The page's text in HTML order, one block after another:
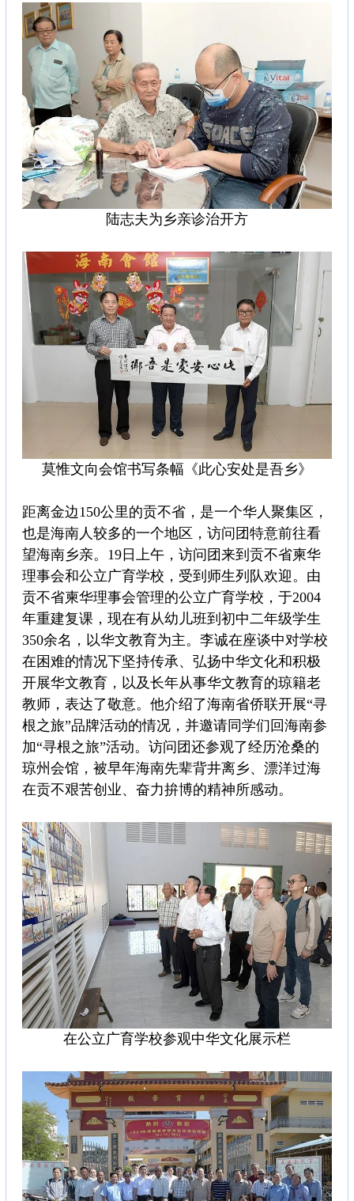
陆志夫为乡亲诊治开方
莫惟文向会馆书写条幅《此心安处是吾乡》
距离金边150公里的贡不省，是一个华人聚集区，
也是海南人较多的一个地区，访问团特意前往看
望海南乡亲。19日上午，访问团来到贡不省柬华
理事会和公立广育学校，受到师生列队欢迎。由
贡不省柬华理事会管理的公立广育学校，于2004
年重建复课，现在有从幼儿班到初中二年级学生
350余名，以华文教育为主。李诚在座谈中对学校
在困难的情况下坚持传承、弘扬中华文化和积极
开展华文教育，以及长年从事华文教育的琼籍老
教师，表达了敬意。他介绍了海南省侨联开展“寻
根之旅”品牌活动的情况，并邀请同学们回海南参
加“寻根之旅”活动。访问团还参观了经历沧桑的
琼州会馆，被早年海南先辈背井离乡、漂洋过海
在贡不艰苦创业、奋力拚博的精神所感动。
在公立广育学校参观中华文化展示栏